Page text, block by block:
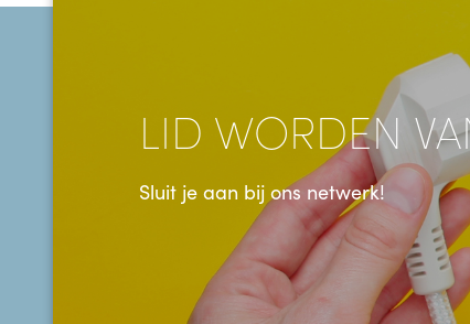
LID WORDEN
Sluit je aan bij ons netwerk!